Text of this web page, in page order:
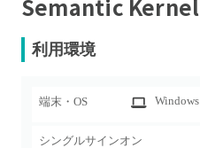
Semantic Kernel
利用環境
端末・OS Windows
シングルサインオン